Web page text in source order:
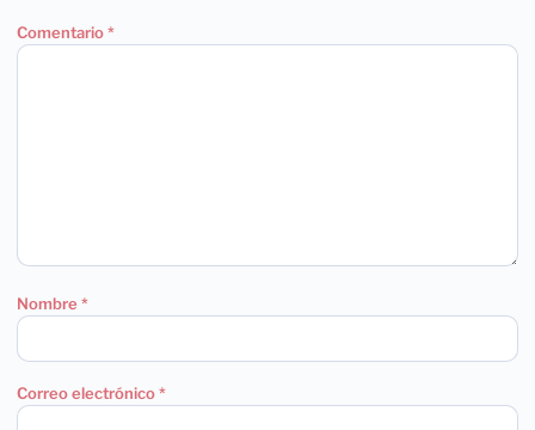
Comentario*
Nombre *
Correo electrónico*